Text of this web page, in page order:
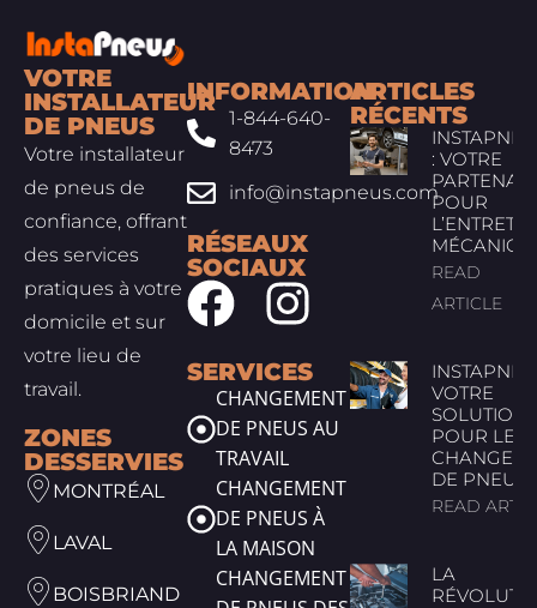
VOTRE
INSTALLATEUR
DE PNEUS
Votre installateur
de pneus de
confiance, offrant
des services
pratiques à votre
domicile et sur
votre lieu de
travail.
ZONES
DESSERVIES
MONTRÉAL
LAVAL
BOISBRIAND
INFORMATION
1-844-640-
8473
info@instapneus.com
RÉSEAUX
SOCIAUX
SERVICES
CHANGEMENT
DE PNEUS AU
TRAVAIL
CHANGEMENT
DE PNEUS À
LA MAISON
CHANGEMENT
ARTICLES
RÉCENTS
: VOTRE
POUR
READ
ARTICLE
VOTRE
SOLUTION
POUR LE
DE PNEUS
READ
LA